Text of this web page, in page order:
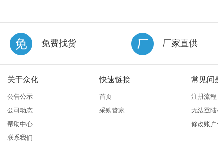
免费找货 厂家直供
关于众化
公告公示
公司动态
帮助中心
联系我们
快速链接
首页
采购管家
常见问
注册流程
无法登
修改账户